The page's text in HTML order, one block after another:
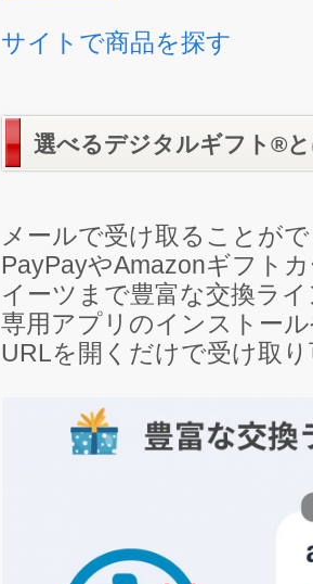
サイトで商品を探す
選べるデジタルギフト®
メールで受け取ることが
PayPayやAmazonギフト
イーツまで豊富な交換ラ
専用アプリのインストー
URLを開くだけで受け取